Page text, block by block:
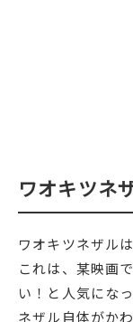
ワオキツネ
ワオキツネザル
これは、某映画
い！と人気にな
ネザル自体がか